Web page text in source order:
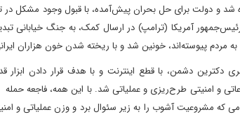
و دولت برای حل بحران پیش‌آمده، با قبول وجود مشکل در
موضع‌گیری رئیس‌جمهور آمریکا (ترامپ) در ارسال کمک، به جنگ
مردم پیوسته‌اند، خونین شد و با ریخته شدن خون هزاران
و سایبری دکترین دشمن، با قطع اینترنت و با هدف قرار دادن
و امنیتی طرح‌ریزی و عملیاتی شد. با این همه، فاجعه
اقدامی که مشروعیت آشوب را به زیر سئوال برد و وزن عملیاتی و